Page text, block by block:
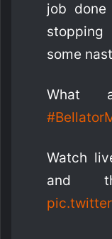
job
stopping
some
What
Watch
and